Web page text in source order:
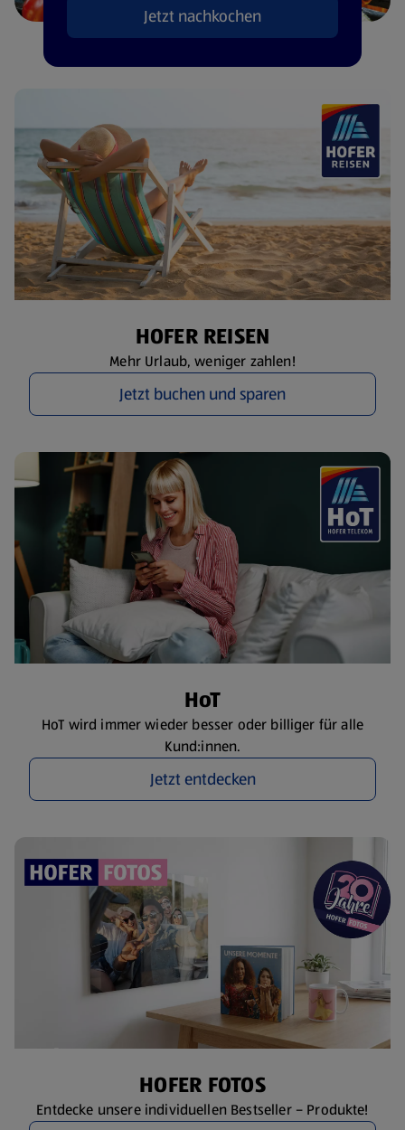
Jetzt nachkochen
HOFER REISEN
Mehr Urlaub, weniger zahlen!
Jetzt buchen und sparen
HoT
HoT wird immer wieder besser oder billiger für alle
Kund:innen.
Jetzt entdecken
HOFER FOTOS
Entdecke unsere individuellen Bestseller – Produkte!